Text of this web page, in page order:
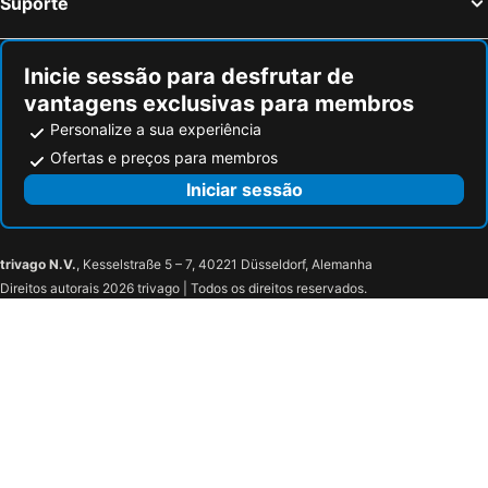
Grijpskerk, bed and breakfasts
Inicie sessão para desfrutar de
vantagens exclusivas para membros
Personalize a sua experiência
Ofertas e preços para membros
Iniciar sessão
trivago N.V., Kesselstraße 5 – 7, 40221 Düsseldorf, Alemanha
Direitos autorais 2026 trivago | Todos os direitos reservados.